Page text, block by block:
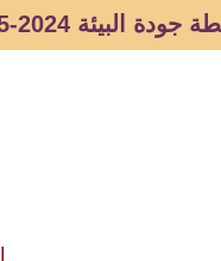
2024-2025